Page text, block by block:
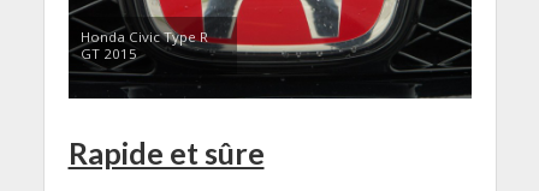
Honda Civic Type R
GT 2015
Rapide et sûre